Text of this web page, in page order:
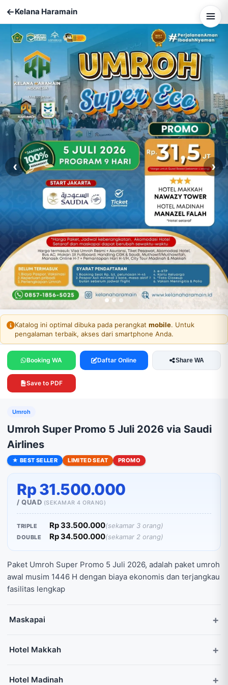
Kelana Haramain
Katalog ini optimal dibuka pada perangkat mobile. Untuk
pengalaman terbaik, akses dari smartphone Anda.
Booking WA Daftar Online Share WA
Save to PDF
Umroh
Umroh Super Promo 5 Juli 2026 via Saudi
Airlines
★ BEST SELLER LIMITED SEAT PROMO
Rp 31.500.000
/ QUAD (SEKAMAR 4 ORANG)
TRIPLE Rp 33.500.000(sekamar 3 orang)
DOUBLE Rp 34.500.000(sekamar 2 orang)
Paket Umroh Super Promo 5 Juli 2026, adalah paket umroh
awal musim 1446 H dengan biaya ekonomis dan terjangkau
fasilitas lengkap
Maskapai
Hotel Makkah
Hotel Madinah